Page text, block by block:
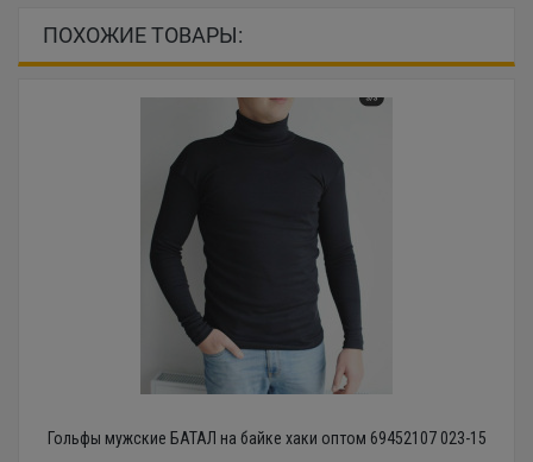
ПОХОЖИЕ ТОВАРЫ:
Гольфы мужские БАТАЛ на байке хаки оптом 69452107 023-15